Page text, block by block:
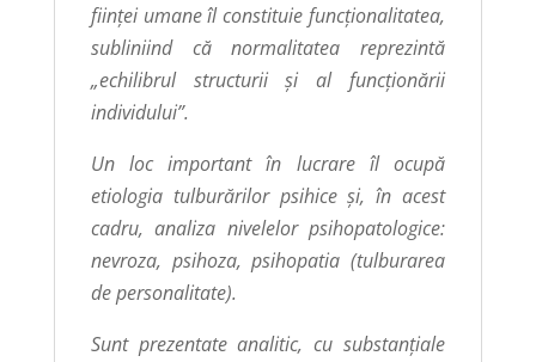
fiinţei umane îl constituie funcţionalitatea,
subliniind că normalitatea reprezintă
„echilibrul structurii şi al funcţionării
individului”.
Un loc important în lucrare îl ocupă
etiologia tulburărilor psihice şi, în acest
cadru, analiza nivelelor psihopatologice:
nevroza, psihoza, psihopatia (tulburarea
de personalitate).
Sunt prezentate analitic, cu substanţiale